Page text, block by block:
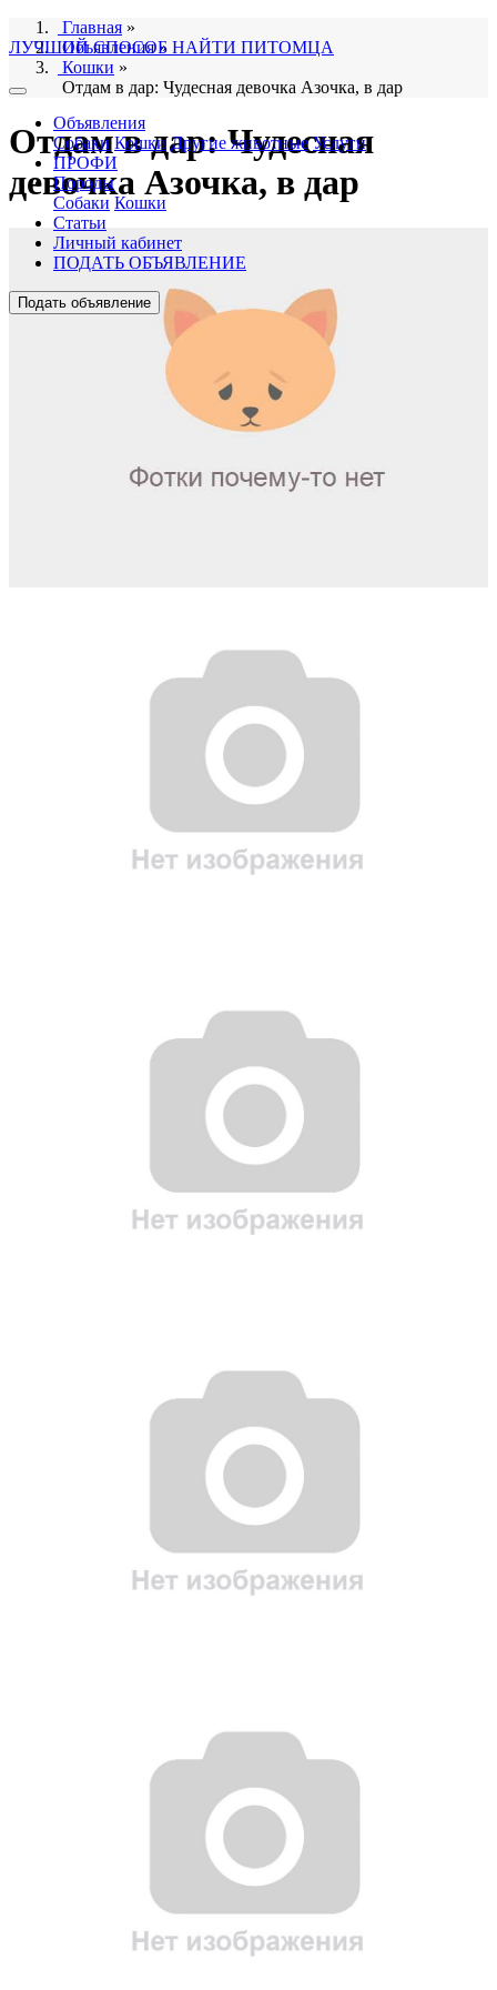
ЛУЧШИЙ СПОСОБ НАЙТИ ПИТОМЦА
Объявления
Собаки Кошки Другие животные Услуги
ПРОФИ
Породы
Собаки Кошки
Статьи
Личный кабинет
ПОДАТЬ ОБЪЯВЛЕНИЕ
Подать объявление
Главная »
Объявления»
Кошки »
Отдам в дар: Чудесная девочка Азочка, в дар
Отдам в дар: Чудесная
девочка Азочка, в дар